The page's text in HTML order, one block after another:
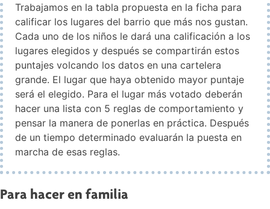
Trabajamos en la tabla propuesta en la ficha para
calificar los lugares del barrio que más nos gustan.
Cada uno de los niños le dará una calificación a los
lugares elegidos y después se compartirán estos
puntajes volcando los datos en una cartelera
grande. El lugar que haya obtenido mayor puntaje
será el elegido. Para el lugar más votado deberán
hacer una lista con 5 reglas de comportamiento y
pensar la manera de ponerlas en práctica. Después
de un tiempo determinado evaluarán la puesta en
marcha de esas reglas.
Para hacer en familia